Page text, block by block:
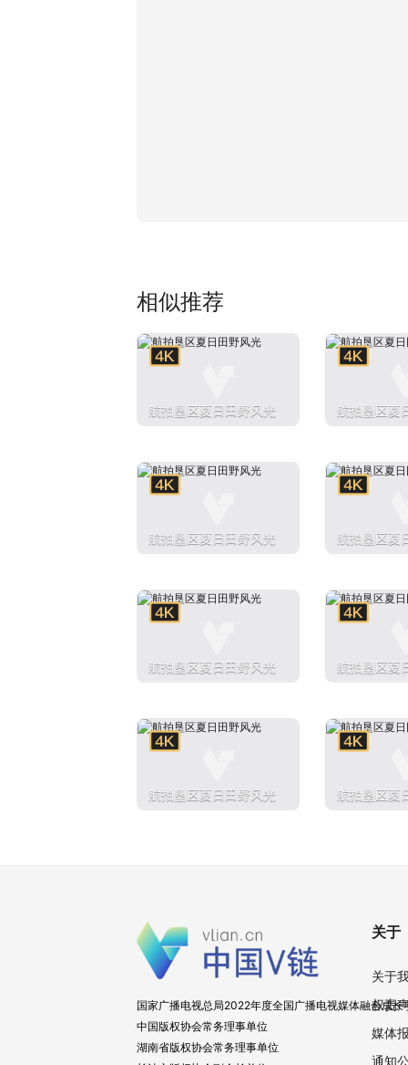
相似推荐
航拍垦区夏日田野风光 航拍垦区夏
航拍垦区夏日田野风光 航拍垦区夏
航拍垦区夏日田野风光 航拍垦区夏
航拍垦区夏日田野风光 航拍垦区夏
国家广播电视总局2022年度全国广播电视媒体融合成长
中国版权协会常务理事单位
湖南省版权协会常务理事单位
关于
关于
权责
媒体
通知